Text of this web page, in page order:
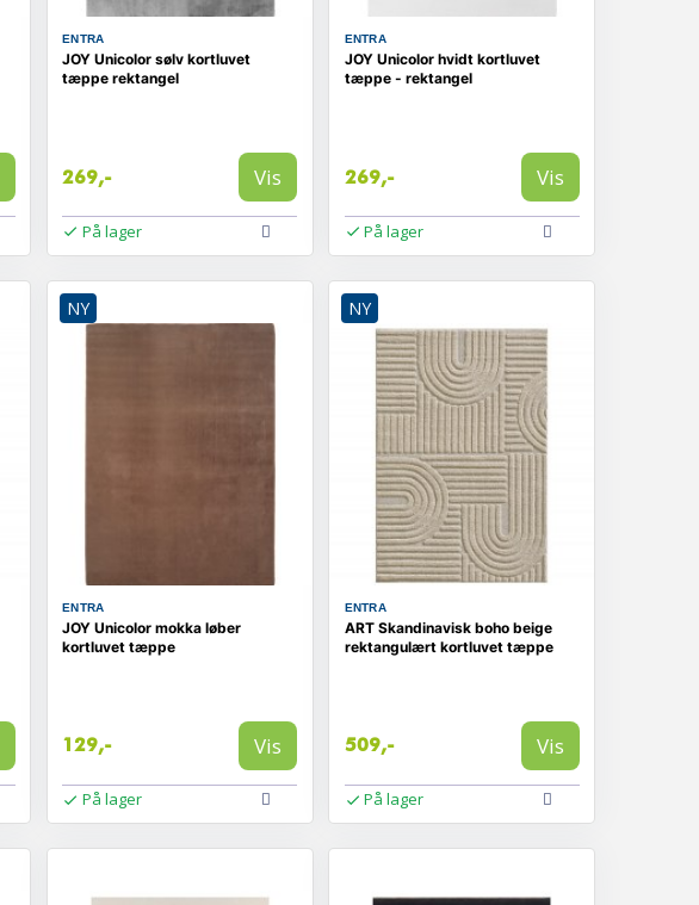
ENTRA
JOY Unicolor sølv kortluvet
tæppe rektangel
269,- Vis
På lager
ENTRA
JOY Unicolor hvidt kortluvet
tæppe - rektangel
269,- Vis
På lager
NY
ENTRA
JOY Unicolor mokka løber
kortluvet tæppe
129,- Vis
På lager
NY
ENTRA
ART Skandinavisk boho beige
rektangulært kortluvet tæppe
509,- Vis
På lager